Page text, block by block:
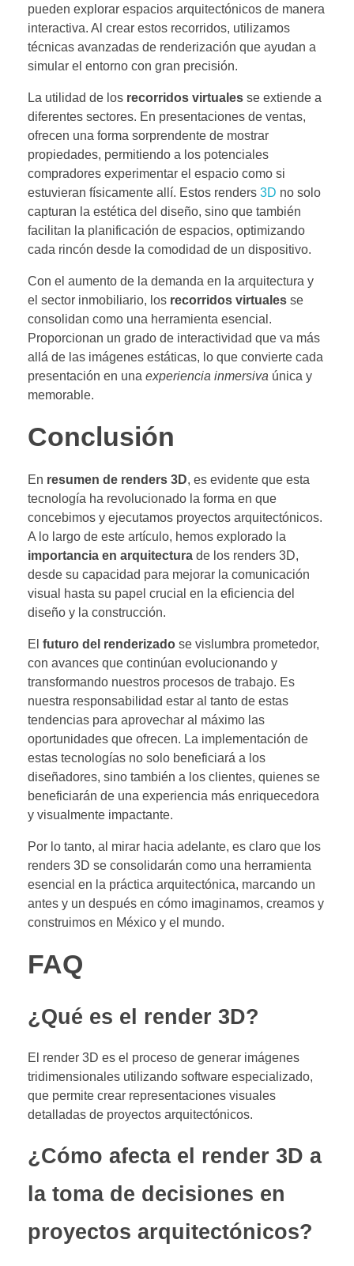
pueden explorar espacios arquitectónicos de manera
interactiva. Al crear estos recorridos, utilizamos
técnicas avanzadas de renderización que ayudan a
simular el entorno con gran precisión.
La utilidad de los recorridos virtuales se extiende a
diferentes sectores. En presentaciones de ventas,
ofrecen una forma sorprendente de mostrar
propiedades, permitiendo a los potenciales
compradores experimentar el espacio como si
estuvieran físicamente allí. Estos renders 3D no solo
capturan la estética del diseño, sino que también
facilitan la planificación de espacios, optimizando
cada rincón desde la comodidad de un dispositivo.
Con el aumento de la demanda en la arquitectura y
el sector inmobiliario, los recorridos virtuales se
consolidan como una herramienta esencial.
Proporcionan un grado de interactividad que va más
allá de las imágenes estáticas, lo que convierte cada
presentación en una experiencia inmersiva única y
memorable.
Conclusión
En resumen de renders 3D, es evidente que esta
tecnología ha revolucionado la forma en que
concebimos y ejecutamos proyectos arquitectónicos.
A lo largo de este artículo, hemos explorado la
importancia en arquitectura de los renders 3D,
desde su capacidad para mejorar la comunicación
visual hasta su papel crucial en la eficiencia del
diseño y la construcción.
El futuro del renderizado se vislumbra prometedor,
con avances que continúan evolucionando y
transformando nuestros procesos de trabajo. Es
nuestra responsabilidad estar al tanto de estas
tendencias para aprovechar al máximo las
oportunidades que ofrecen. La implementación de
estas tecnologías no solo beneficiará a los
diseñadores, sino también a los clientes, quienes se
beneficiarán de una experiencia más enriquecedora
y visualmente impactante.
Por lo tanto, al mirar hacia adelante, es claro que los
renders 3D se consolidarán como una herramienta
esencial en la práctica arquitectónica, marcando un
antes y un después en cómo imaginamos, creamos y
construimos en México y el mundo.
FAQ
¿Qué es el render 3D?
El render 3D es el proceso de generar imágenes
tridimensionales utilizando software especializado,
que permite crear representaciones visuales
detalladas de proyectos arquitectónicos.
¿Cómo afecta el render 3D a
la toma de decisiones en
proyectos arquitectónicos?